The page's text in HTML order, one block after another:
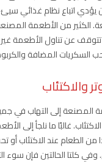
يؤدي اتباع نظام غذائي
من الأطعمة المصنعة
عن تناول الأطعمة
السكريات المضافة
والاكتئاب
إلى التهاب في
الاكتئاب. غالبًا ما نلجأ
جدا من الطعام عند
كلتا الحالتين فإن سوء